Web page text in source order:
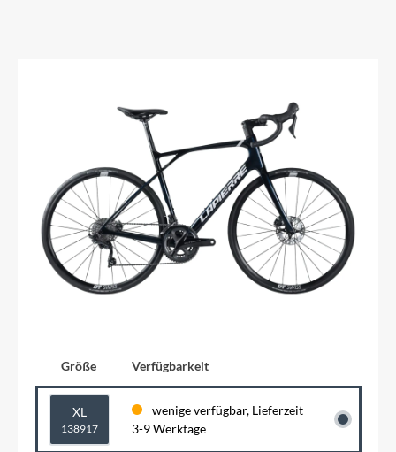
Größe Verfügbarkeit
XL
138917
wenige verfügbar, Lieferzeit
3-9 Werktage